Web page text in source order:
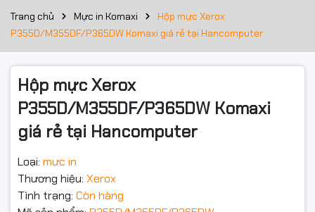
Trang chủ Mực in Komaxi
Hộp mực Xerox
P355D/M355DF/P365DW Komaxi giá rẻ tại Hancomputer
Hộp mực Xerox
P355D/M355DF/P365DW Komaxi
giá rẻ tại Hancomputer
Loại: mực in
Thương hiệu: Xerox
Tình trạng: Còn hàng
P355D/M355DF/P365DW
thương hiệu Komaxi giá rẻ tại
Hancomputer.vn chuyên dụng
cho dòng máy in Xerox. Liên
hệ: 0961430383 để được tư
vấn đặt hàng.
Hộp mực Xerox P355D/M355DF/P365DW